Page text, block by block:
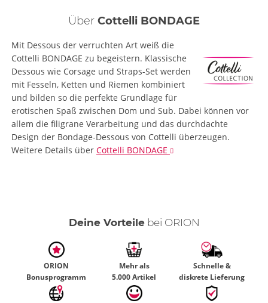
Über Cottelli BONDAGE
Mit Dessous der verruchten Art weiß die
Cottelli BONDAGE zu begeistern. Klassische
Dessous wie Corsage und Straps-Set werden
mit Fesseln, Ketten und Riemen kombiniert
und bilden so die perfekte Grundlage für
erotischen Spaß zwischen Dom und Sub. Dabei können vor
allem die filigrane Verarbeitung und das durchdachte
Design der Bondage-Dessous von Cottelli überzeugen.
Weitere Details über Cottelli BONDAGE
Deine Vorteilebei ORION
ORION
Bonusprogramm
Mehr als
5.000 Artikel
Schnelle &
diskrete Lieferung